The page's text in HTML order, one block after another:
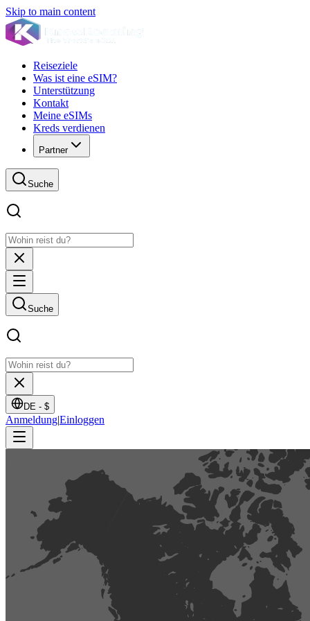
Skip to main content
Reiseziele
Was ist eine eSIM?
Unterstützung
Kontakt
Meine eSIMs
Kreds verdienen
Partner
Suche
Suche
DE - $
Anmeldung|Einloggen